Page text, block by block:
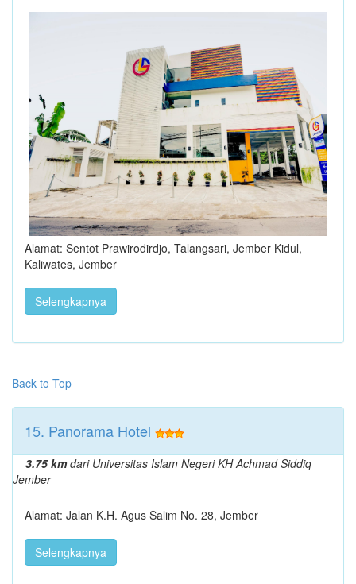
Alamat: Sentot Prawirodirdjo, Talangsari, Jember Kidul,
Kaliwates, Jember
Selengkapnya
Back to Top
15. Panorama Hotel
3.75 kmdari Universitas Islam Negeri KH Achmad Siddiq
Jember
Alamat: Jalan K.H. Agus Salim No. 28, Jember
Selengkapnya